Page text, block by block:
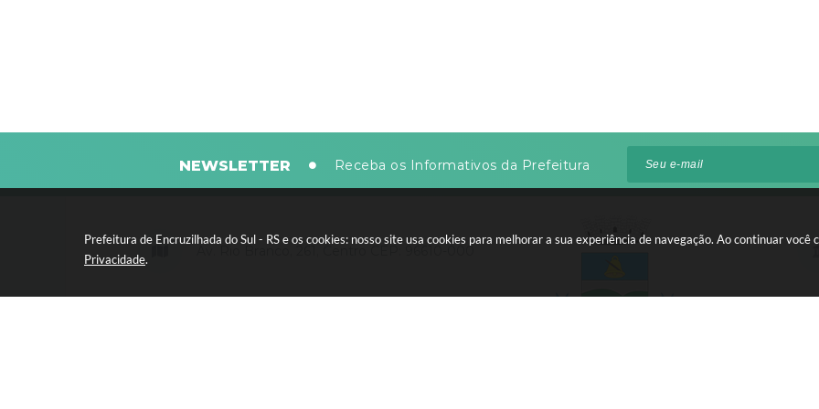
Prefeitura de Encruzilhada do Sul - RS e os cookies: nosso site usa cookies para melhorar a sua experiência de navegação. Ao continuar você
Privacidade.
NEWSLETTER Receba os Informativos da Prefeitura
Av. Rio Branco, 261, Centro CEP: 96610-000